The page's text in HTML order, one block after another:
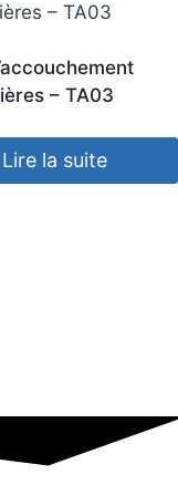
– TA03
Lire la suite